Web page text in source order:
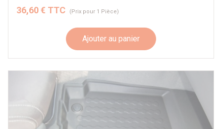
36,60 € TTC (Prix pour 1 Pièce)
Ajouter au panier